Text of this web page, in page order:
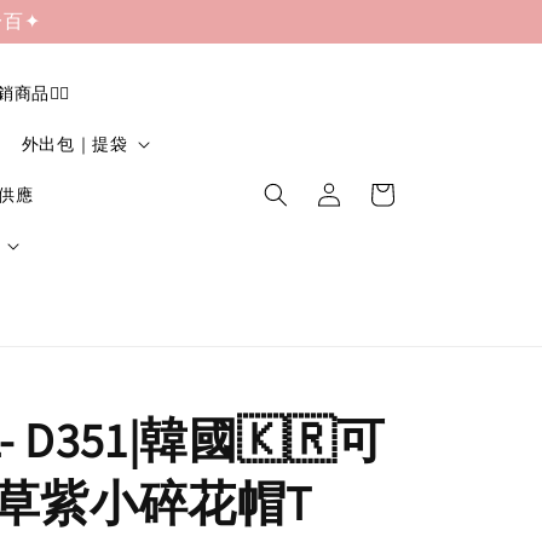
百✦
商品❤️‍🔥
外出包｜提袋
應
D351|韓國🇰🇷可
紫小碎花帽T